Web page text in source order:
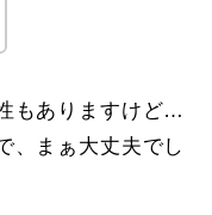
もありますけど…
、まぁ大丈夫でし